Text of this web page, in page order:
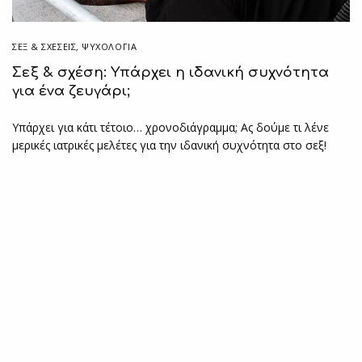
ΣΕΞ & ΣΧΈΣΕΙΣ, ΨΥΧΟΛΟΓΙΑ
Σεξ & σχέση: Υπάρχει η ιδανική συχνότητα
για ένα ζευγάρι;
Υπάρχει για κάτι τέτοιο… χρονοδιάγραμμα; Ας δούμε τι λένε
μερικές ιατρικές μελέτες για την ιδανική συχνότητα στο σεξ!